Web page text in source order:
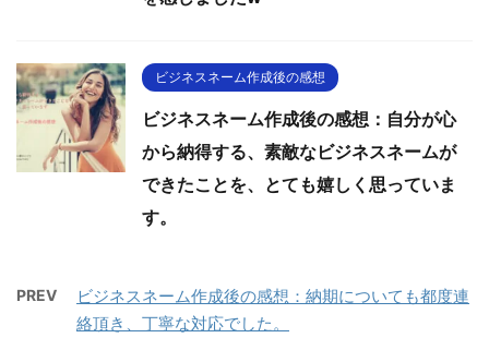
ビジネスネーム作成後の感想
ビジネスネーム作成後の感想：自分が心
から納得する、素敵なビジネスネームが
できたことを、とても嬉しく思っていま
す。
PREV
ビジネスネーム作成後の感想：納期についても都度連
絡頂き、丁寧な対応でした。